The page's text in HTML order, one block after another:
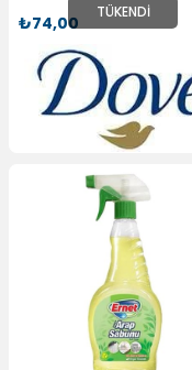
TÜKENDI
₺74,00